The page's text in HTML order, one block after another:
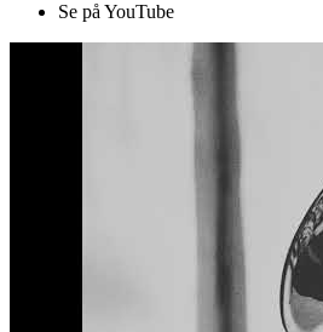
Se på YouTube